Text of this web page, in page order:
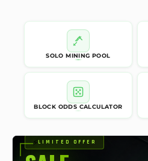
SOLO MINING POOL
BLOCK ODDS CALCULATOR
⚡LIMITED OFFER